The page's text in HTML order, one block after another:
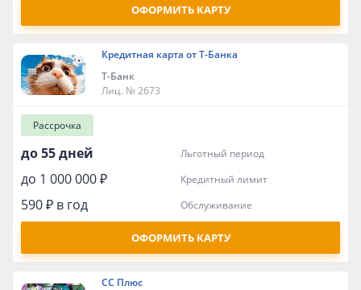
ОФОРМИТЬ КАРТУ
Кредитная карта от Т-Банка
Т-Банк
Лиц. № 2673
Рассрочка
до 55 дней льготный период
до 1 000 000 ₽ кредитный лимит
590 ₽ в год обслуживание
ОФОРМИТЬ КАРТУ
СС Плюс